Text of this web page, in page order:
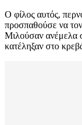
Ο φίλος αυτός,
προσπαθούσε να
Μιλούσαν ανέμελα
κατέληξαν στο